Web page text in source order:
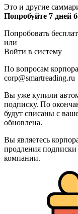
Это и другие
Попробуйте 7 дней
Попробовать
или
Войти в систему
По вопросам
corp@smartreading.ru
Вы уже купили
подписку. По
будут списаны с
обновлена.
Вы являетесь
продления
компании.